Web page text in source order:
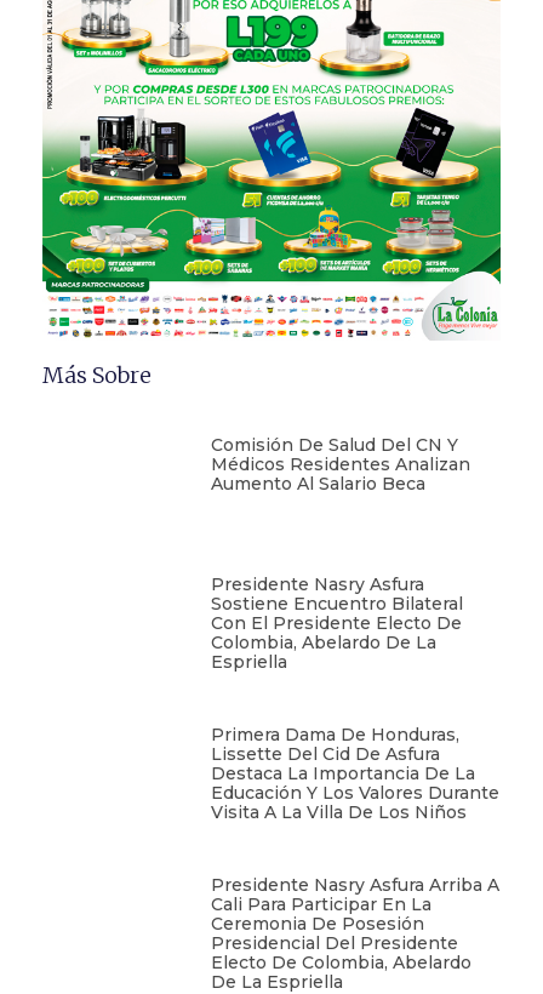
Más Sobre
Comisión De Salud Del CN Y
Médicos Residentes Analizan
Aumento Al Salario Beca
Presidente Nasry Asfura
Sostiene Encuentro Bilateral
Con El Presidente Electo De
Colombia, Abelardo De La
Espriella
Primera Dama De Honduras,
Lissette Del Cid De Asfura
Destaca La Importancia De La
Educación Y Los Valores Durante
Visita A La Villa De Los Niños
Presidente Nasry Asfura Arriba A
Cali Para Participar En La
Ceremonia De Posesión
Presidencial Del Presidente
Electo De Colombia, Abelardo
De La Espriella